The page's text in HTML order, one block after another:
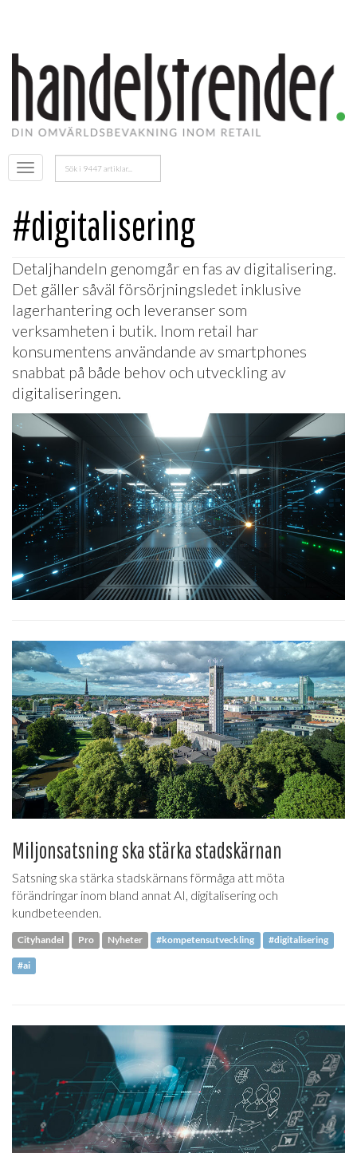
Öppna
menyn
Sök
efter:
#digitalisering
Detaljhandeln genomgår en fas av digitalisering.
Det gäller såväl försörjningsledet inklusive
lagerhantering och leveranser som
verksamheten i butik. Inom retail har
konsumentens användande av smartphones
snabbat på både behov och utveckling av
digitaliseringen.
Miljonsatsning ska stärka stadskärnan
Satsning ska stärka stadskärnans förmåga att möta
förändringar inom bland annat AI, digitalisering och
kundbeteenden.
Cityhandel Pro Nyheter #kompetensutveckling #digitalisering
#ai